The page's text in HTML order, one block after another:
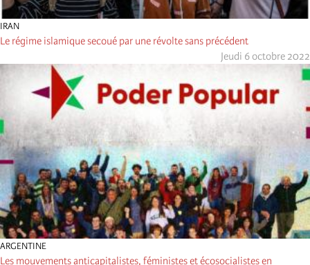
IRAN
Le régime islamique secoué par une révolte sans précédent
Jeudi 6 octobre 2022
ARGENTINE
Les mouvements anticapitalistes, féministes et écosocialistes en